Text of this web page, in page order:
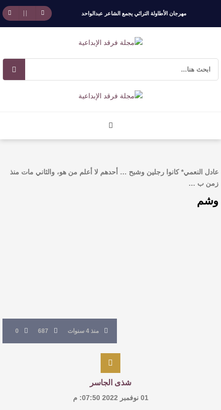
مهرجان الأطاولة التراثي يجمع الشاعر عبدالواحد
افتتاحية العدد 130
عادل النعمي* كانوا رجلين وشبح … أحدهم لا أعلم من هو، والثاني مات منذ
زمن ب …
وشم
منذ 4 سنوات 687
0
شذى الجاسر
01 نوفمبر 2022 07:50: م